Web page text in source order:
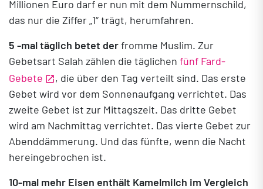
Millionen Euro darf er nun mit dem Nummernschild,
das nur die Ziffer „1“ trägt, herumfahren.
5 -maltäglich betet derfromme Muslim. Zur
Gebetsart Salah zählen die täglichen fünf Fard-
Gebete
, die über den Tag verteilt sind. Das erste
Gebet wird vor dem Sonnenaufgang verrichtet. Das
zweite Gebet ist zur Mittagszeit. Das dritte Gebet
wird am Nachmittag verrichtet. Das vierte Gebet zur
Abenddämmerung. Und das fünfte, wenn die Nacht
hereingebrochen ist.
10-mal mehr Eisen enthält Kamelmilch im Vergleich